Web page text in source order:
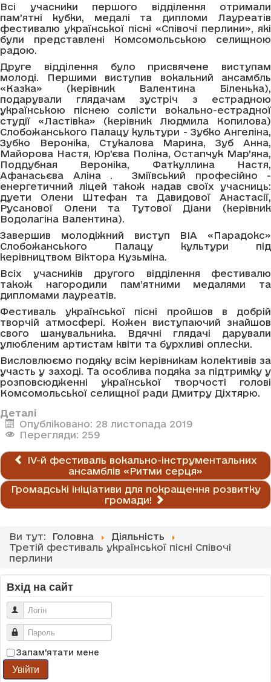
Всі учасники першого відділення отримали
пам’ятні кубки, медалі та дипломи Лауреатів
фестивалю української пісні «Співочі перлини», які
були представлені Комсомольською селищною
радою.
Друге відділення було присвячене виступам
молоді. Першими виступив вокальний ансамбль
«Казка» (керівник Валентина Біленька),
подарували глядачам зустріч з естрадною
українською піснею солісти вокально-естрадної
студії «Ластівка» (керівник Людмила Копилова)
Слобожанського Палацу культури - Зубко Ангеліна,
Зубко Вероніка, Стукалова Марина, Зуб Анна,
Майорова Настя, Юр’єва Поліна, Остапчук Мар’яна,
Поддубная Вероніка, Фаткуллина Настя,
Афанасьєва Аліна . Зміївський професійно -
енергетичний ліцей також надав своїх учасниць:
дуети Олени Штефан та Давидової Анастасії,
Русанової Олени та Тутової Діани (керівник
Водолагіна Валентина).
Завершив молодіжний виступ ВІА «Парадокс»
Слобожанського Палацу культури під
керівництвом Віктора Кузьміна.
Всіх учасників другого відділення фестивалю
також нагородили пам’ятними медалями та
дипломами лауреатів.
Фестиваль української пісні пройшов в добрій
творчій атмосфері. Кожен виступаючий знайшов
свого шанувальника. Вдячні глядачі дарували
улюбленим артистам квіти та бурхливі оплески.
Висловлюємо подяку всім керівникам колективів за
участь у заході. Та особлива подяка за підтримку у
розповсюдженні української творчості голові
Комсомольської селищної ради Дмитру Діхтярю.
Деталі
Опубліковано: 28 листопада 2019
Перегляди: 259
IV-й фестиваль вокально-інструментальних
ансамблів «Ритми серця»
Громадські ініціативи для покращення розвитку
громади!
Ви тут: Головна
Діяльність
Третій фестиваль української пісні Співочі
перлини
Вхід на сайт
Логін
Пароль
Запам'ятати мене
Увійти